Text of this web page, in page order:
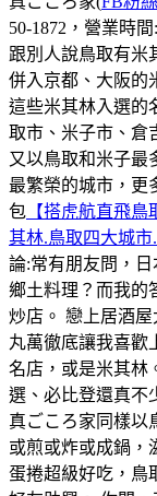
50-1872，營業時
跟別人說鳥取有米
併入京都、大阪的
這些米其林入選的
取市、米子市、倉
又以鳥取和米子最
最繁榮的城市，更
包 【搭虎航直飛
其林.鳥取四大城
論:常有朋友問，
鄉土料理？而我的
炒店。 戀上居酒
丸萬徹底讓我喜歡
名店，或是米其林
選、必比登還真不
真ごころ家同樣以
或煎或炸或成鍋，
蛋捲超級好吃，鳥